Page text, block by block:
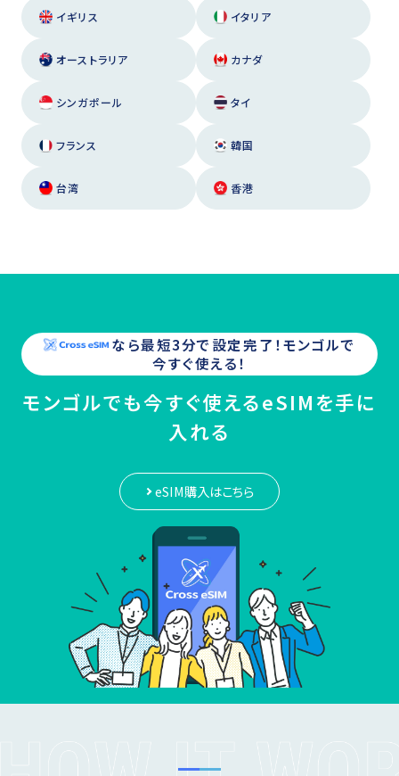
イギリス イタリア
オーストラリア カナダ
シンガポール タイ
フランス 韓国
台湾 香港
なら最短3分で設定完了！モンゴルで
今すぐ使える！
モンゴルでも今すぐ使えるeSIMを手に
入れる
eSIM購入はこちら